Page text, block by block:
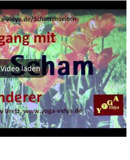
Video laden